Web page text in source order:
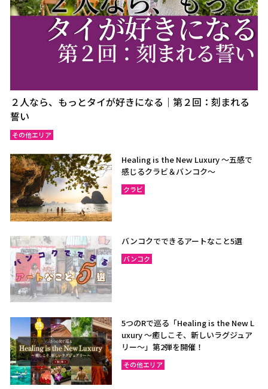
２人なら、もっとタイが好きになる｜第２回：刻まれる
誓い
その他エリア
Healing is the New Luxury ～五感で
感じるクラビ＆バンコク～
クラビ
バンコクでできるアートなこと5選
バンコク
5つのRで巡る「Healing is the New L
uxury ～癒しこそ、新しいラグジュア
リー〜」第2弾を開催！
その他エリア